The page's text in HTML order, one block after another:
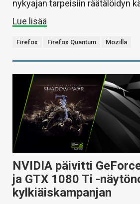
nykyajan tarpeisiin räätälöidyn
Lue lisää
Firefox Firefox Quantum Mozilla
NVIDIA päivitti
ja GTX 1080 Ti -
kylkiäiskampanjan